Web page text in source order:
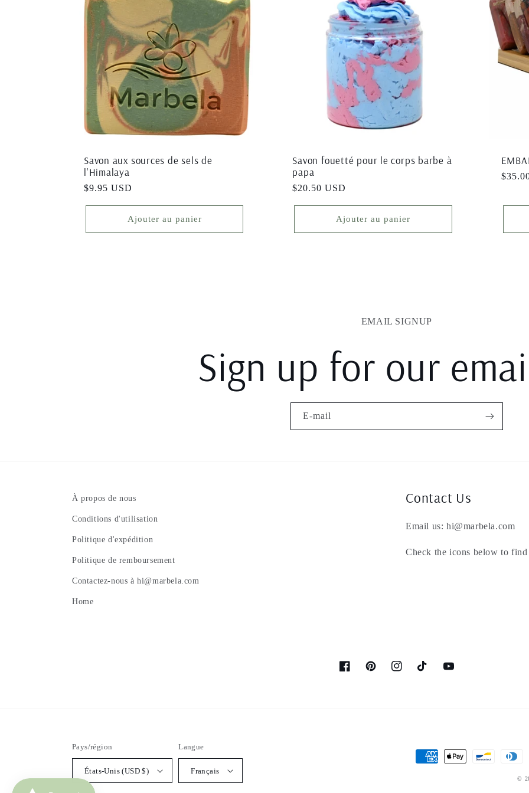
e
c
o
n
Savon aux sources de sels de
l'Himalaya
Prix
$9.95 USD
Ajouter au panier
Savon fouetté pour le corps barbe à
papa
Prix
$20.50 USD
Ajouter au panier
Prix
EMAIL SIGNUP
Sign up for our
E-mail
À propos de nous
Conditions d'utilisation
Politique d'expédition
Politique de remboursement
Contactez-nous à hi@marbela.com
Home
Contact Us
Email us: hi@marbela.com
Check the icons below to
FacebookPinterestInstagramTikTok YouTube
Pays/région
États-Unis (USD $)
Langue
Français
Moyens
©